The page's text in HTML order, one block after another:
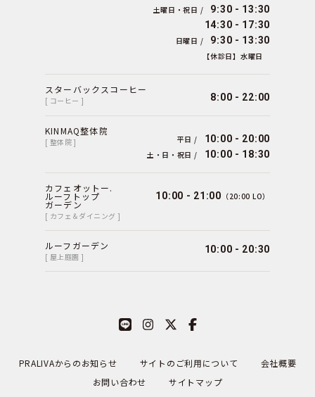
土曜日・祝日 /
9:30 - 13:30
14:30 - 17:30
日曜日 / 9:30 - 13:30
【休診日】水曜日
スターバックスコーヒー
[ コーヒー ] 8:00 - 22:00
KINMAQ整体院
[ 整体院 ] 平日 / 10:00 - 20:00
土・日・祝日 / 10:00 - 18:30
カフェオットー.
ルーフトップ
ガーデン
[ カフェ＆ダイニング ]
10:00 - 21:00 （20:00 LO）
ルーフガーデン
[ 屋上庭園 ]
10:00 - 20:30
PRALIVAからのお知らせ サイトのご利用について
会社概要
お問い合わせ
サイトマップ